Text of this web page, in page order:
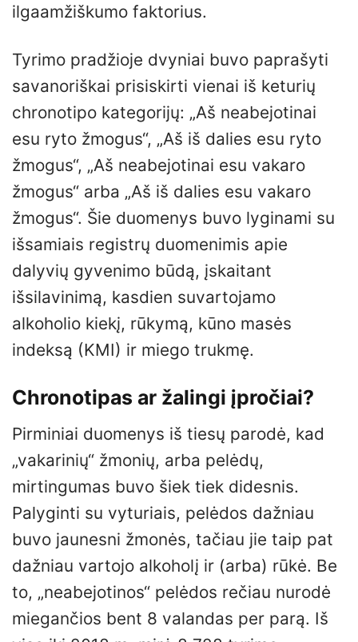
ilgaamžiškumo faktorius.
Tyrimo pradžioje dvyniai buvo paprašyti
savanoriškai prisiskirti vienai iš keturių
chronotipo kategorijų: „Aš neabejotinai
esu ryto žmogus“, „Aš iš dalies esu ryto
žmogus“, „Aš neabejotinai esu vakaro
žmogus“ arba „Aš iš dalies esu vakaro
žmogus“. Šie duomenys buvo lyginami su
išsamiais registrų duomenimis apie
dalyvių gyvenimo būdą, įskaitant
išsilavinimą, kasdien suvartojamo
alkoholio kiekį, rūkymą, kūno masės
indeksą (KMI) ir miego trukmę.
Chronotipas ar žalingi įpročiai?
Pirminiai duomenys iš tiesų parodė, kad
„vakarinių“ žmonių, arba pelėdų,
mirtingumas buvo šiek tiek didesnis.
Palyginti su vyturiais, pelėdos dažniau
buvo jaunesni žmonės, tačiau jie taip pat
dažniau vartojo alkoholį ir (arba) rūkė. Be
to, „neabejotinos“ pelėdos rečiau nurodė
miegančios bent 8 valandas per parą. Iš